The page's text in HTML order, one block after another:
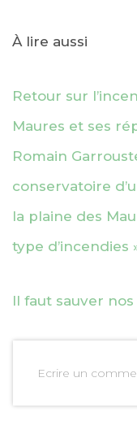
À lire aussi
Retour sur
Maures et ses
Romain
conservatoire
la plaine des
type d’incendies
Il faut sauver
Ecrire un